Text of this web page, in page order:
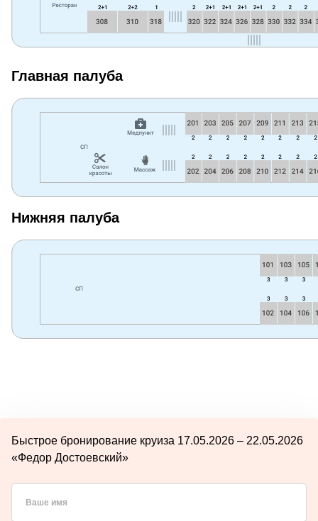
Главная палуба
Нижняя палуба
Быстрое бронирование круиза 17.05.2026 – 22.05.2026
«Федор Достоевский»
Ваше имя